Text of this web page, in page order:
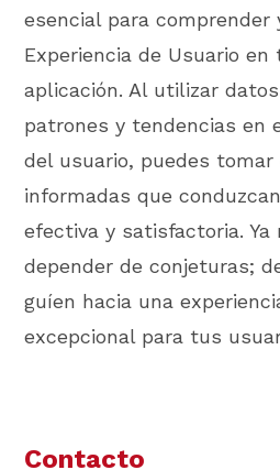
esencial para comprender
Experiencia de Usuario
aplicación. Al utilizar
patrones y tendencias en
del usuario, puedes tomar
informadas que
efectiva y satisfactoria. Ya
depender de conjeturas;
guíen hacia una
excepcional para tus
Contacto